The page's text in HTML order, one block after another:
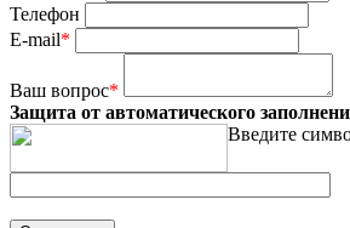
Телефон
E-mail*
Ваш вопрос*
Защита от автоматического
Введите